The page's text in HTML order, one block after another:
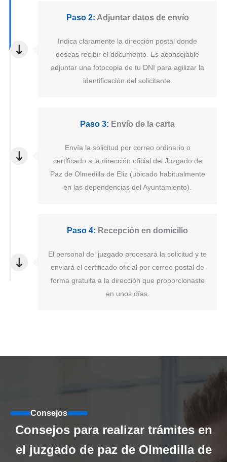
Paso 2: Adjuntar datos de envío
Indica claramente la dirección postal donde
deseas recibir el documento. Es aconsejable
adjuntar una fotocopia de tu DNI para agilizar la
identificación del solicitante.
Paso 3: Envío de la carta
Envía la solicitud por correo ordinario o
certificado a la dirección oficial del Juzgado de
Paz de Olmedilla de Eliz (ubicado habitualmente
en las dependencias del Ayuntamiento).
Paso 4: Recepción en domicilio
El personal del juzgado procesará la solicitud y te
enviará el certificado oficial por correo postal de
forma gratuita a la dirección que proporcionaste
en unos días.
Consejos
Consejos para realizar trámites en
el juzgado de paz de Olmedilla de